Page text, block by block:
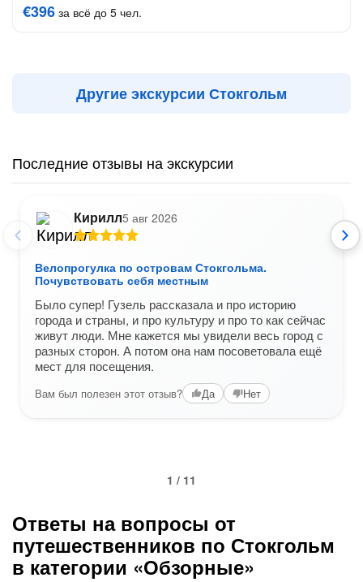
€396 за всё до 5 чел.
Другие экскурсии Стокгольм
Последние отзывы на экскурсии
Кирилл5 авг 2026
Велопрогулка по островам Стокгольма.
Почувствовать себя местным
Было супер! Гузель рассказала и про историю
города и страны, и про культуру и про то как сейчас
живут люди. Мне кажется мы увидели весь город с
разных сторон. А потом она нам посоветовала ещё
мест для посещения.
Вам был полезен этот отзыв? Да Нет
1 / 11
Ответы на вопросы от
путешественников по Стокгольм
в категории «Обзорные»